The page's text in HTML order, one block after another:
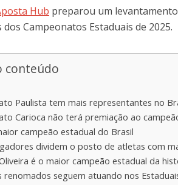
Hub preparou um
Campeonatos Estaduais de 2025.
conteúdo
Paulista tem mais representantes no
Carioca não terá premiação ao
campeão estadual do Brasil
dividem o posto de atletas com
é o maior campeão estadual da
renomados seguem atuando nos